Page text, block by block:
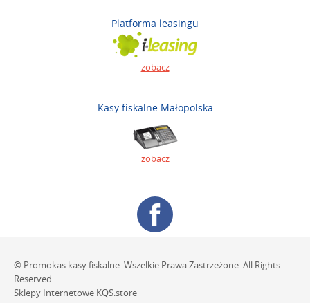
Platforma leasingu
zobacz
Kasy fiskalne Małopolska
zobacz
© Promokas kasy fiskalne. Wszelkie Prawa Zastrzeżone. All Rights
Reserved.
Sklepy Internetowe KQS.store